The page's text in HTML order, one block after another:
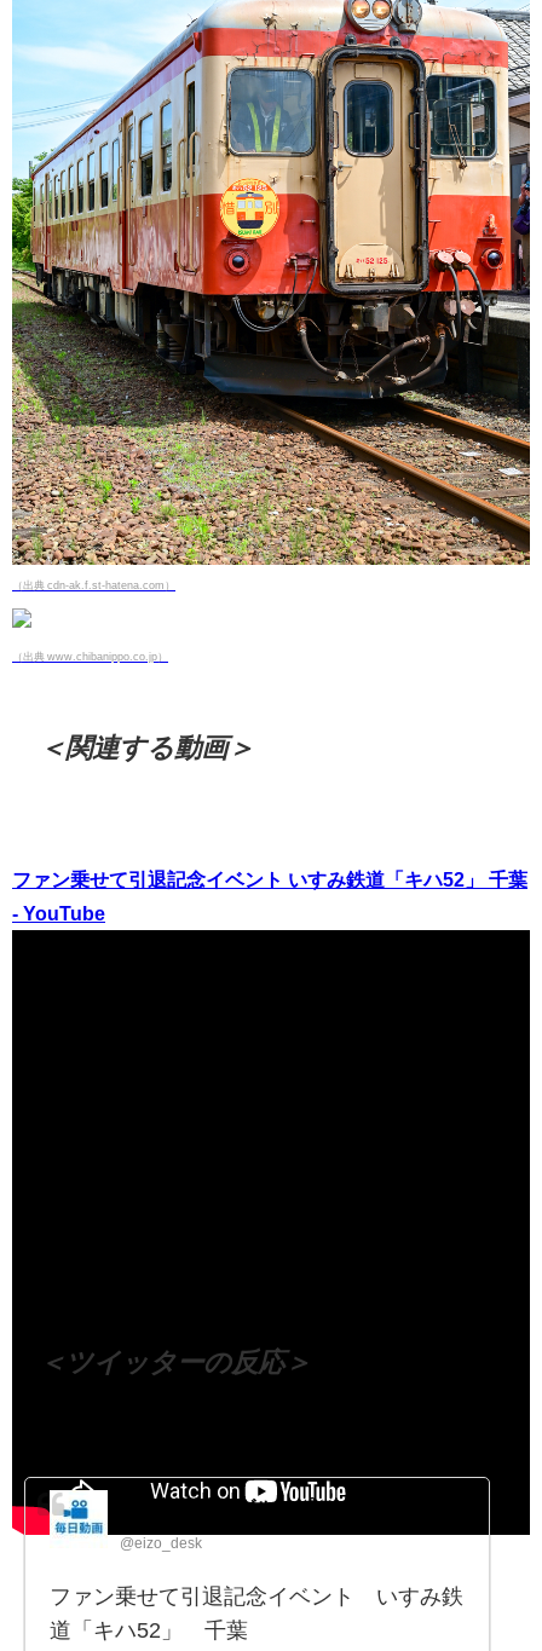
（出典 cdn-ak.f.st-hatena.com）
（出典 www.chibanippo.co.jp）
＜関連する動画＞
ファン乗せて引退記念イベント いすみ鉄道「キハ52」 千葉
- YouTube
＜ツイッターの反応＞
毎日新聞映像グループ
@eizo_desk
ファン乗せて引退記念イベント いすみ鉄
道「キハ52」 千葉